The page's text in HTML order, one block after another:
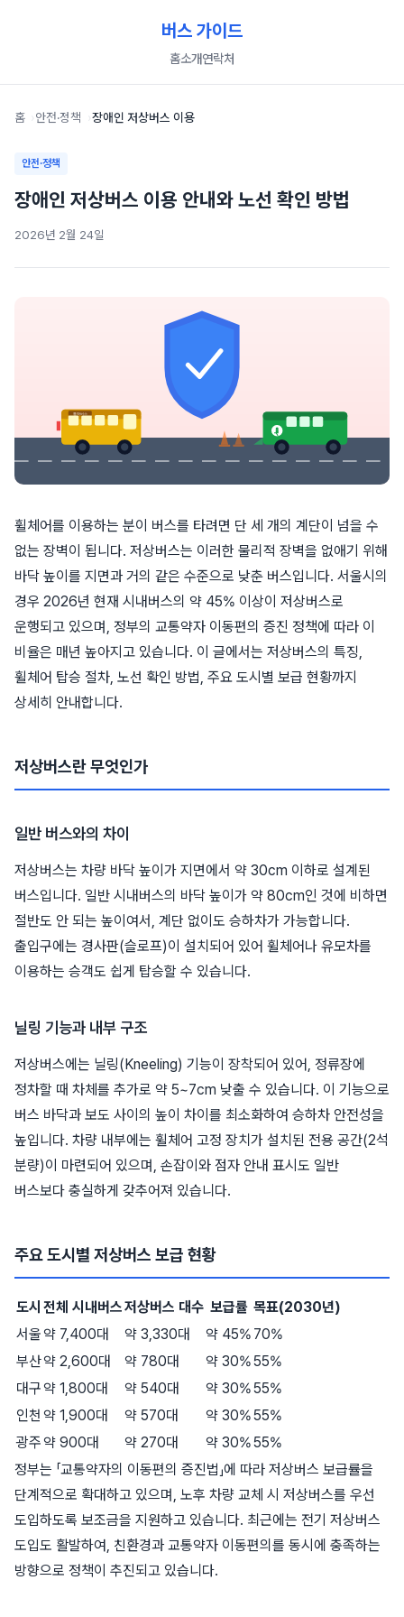
버스 가이드
홈소개연락처
홈 안전·정책 장애인 저상버스 이용
안전·정책
장애인 저상버스 이용 안내와 노선 확인 방법
2026년 2월 24일
휠체어를 이용하는 분이 버스를 타려면 단 세 개의 계단이 넘을 수
없는 장벽이 됩니다. 저상버스는 이러한 물리적 장벽을 없애기 위해
바닥 높이를 지면과 거의 같은 수준으로 낮춘 버스입니다. 서울시의
경우 2026년 현재 시내버스의 약 45% 이상이 저상버스로
운행되고 있으며, 정부의 교통약자 이동편의 증진 정책에 따라 이
비율은 매년 높아지고 있습니다. 이 글에서는 저상버스의 특징,
휠체어 탑승 절차, 노선 확인 방법, 주요 도시별 보급 현황까지
상세히 안내합니다.
저상버스란 무엇인가
일반 버스와의 차이
저상버스는 차량 바닥 높이가 지면에서 약 30cm 이하로 설계된
버스입니다. 일반 시내버스의 바닥 높이가 약 80cm인 것에 비하면
절반도 안 되는 높이여서, 계단 없이도 승하차가 가능합니다.
출입구에는 경사판(슬로프)이 설치되어 있어 휠체어나 유모차를
이용하는 승객도 쉽게 탑승할 수 있습니다.
닐링 기능과 내부 구조
저상버스에는 닐링(Kneeling) 기능이 장착되어 있어, 정류장에
정차할 때 차체를 추가로 약 5~7cm 낮출 수 있습니다. 이 기능으로
버스 바닥과 보도 사이의 높이 차이를 최소화하여 승하차 안전성을
높입니다. 차량 내부에는 휠체어 고정 장치가 설치된 전용 공간(2석
분량)이 마련되어 있으며, 손잡이와 점자 안내 표시도 일반
버스보다 충실하게 갖추어져 있습니다.
주요 도시별 저상버스 보급 현황
도시 전체 시내버스저상버스 대수 보급률 목표(2030년)
서울약 7,400대 약 3,330대 약 45% 70%
부산약 2,600대 약 780대 약 30%55%
대구약 1,800대 약 540대 약 30%55%
인천 약 1,900대 약 570대 약 30%55%
광주약 900대 약 270대 약 30%55%
정부는 「교통약자의 이동편의 증진법」에 따라 저상버스 보급률을
단계적으로 확대하고 있으며, 노후 차량 교체 시 저상버스를 우선
도입하도록 보조금을 지원하고 있습니다. 최근에는 전기 저상버스
도입도 활발하여, 친환경과 교통약자 이동편의를 동시에 충족하는
방향으로 정책이 추진되고 있습니다.